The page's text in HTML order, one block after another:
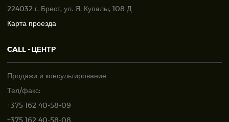
224032 г. Брест, ул. Я. Купалы, 108 Д
Карта проезда
CALL - ЦЕНТР
Продажи и консультирование
Тел/факс:
+375 162 40-58-09
+375 162 40-58-08